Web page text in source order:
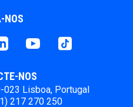
NOS
Youtube Tiktok
NOS
023 Lisboa, Portugal
217 270 250